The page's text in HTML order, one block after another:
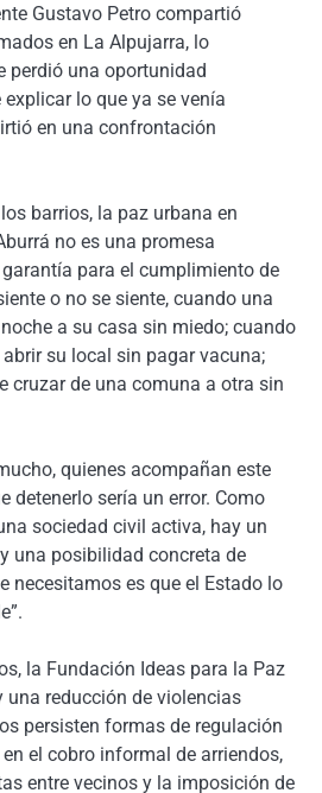
Gustavo Petro compartió
en La Alpujarra, lo
perdió una oportunidad
lo que ya se venía
en una confrontación
barrios, la paz urbana en
no es una promesa
para el cumplimiento de
o no se siente, cuando una
a su casa sin miedo; cuando
su local sin pagar vacuna;
cruzar de una comuna a otra sin
quienes acompañan este
detenerlo sería un error. Como
sociedad civil activa, hay un
una posibilidad concreta de
necesitamos es que el Estado lo
la Fundación Ideas para la Paz
una reducción de violencias
persisten formas de regulación
el cobro informal de arriendos,
entre vecinos y la imposición de